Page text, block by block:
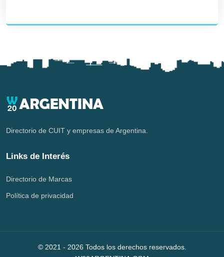
Directorio de CUIT y empresas de Argentina.
Links de Interés
Directorio de Marcas
Política de privacidad
© 2021 - 2026 Todos los derechos reservados.